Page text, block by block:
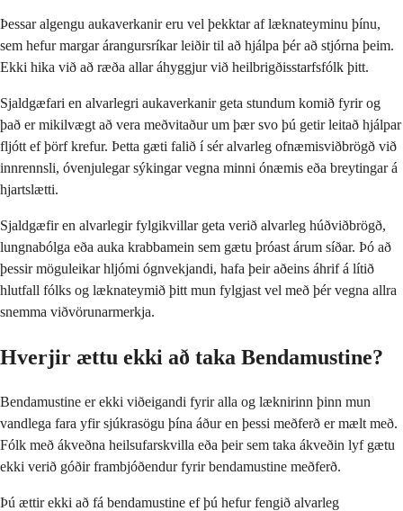
Þessar algengu aukaverkanir eru vel þekktar af læknateyminu þínu,
sem hefur margar árangursríkar leiðir til að hjálpa þér að stjórna þeim.
Ekki hika við að ræða allar áhyggjur við heilbrigðisstarfsfólk þitt.
Sjaldgæfari en alvarlegri aukaverkanir geta stundum komið fyrir og
það er mikilvægt að vera meðvitaður um þær svo þú getir leitað hjálpar
fljótt ef þörf krefur. Þetta gæti falið í sér alvarleg ofnæmisviðbrögð við
innrennsli, óvenjulegar sýkingar vegna minni ónæmis eða breytingar á
hjartslætti.
Sjaldgæfir en alvarlegir fylgikvillar geta verið alvarleg húðviðbrögð,
lungnabólga eða auka krabbamein sem gætu þróast árum síðar. Þó að
þessir möguleikar hljómi ógnvekjandi, hafa þeir aðeins áhrif á lítið
hlutfall fólks og læknateymið þitt mun fylgjast vel með þér vegna allra
snemma viðvörunarmerkja.
Hverjir ættu ekki að taka Bendamustine?
Bendamustine er ekki viðeigandi fyrir alla og læknirinn þinn mun
vandlega fara yfir sjúkrasögu þína áður en þessi meðferð er mælt með.
Fólk með ákveðna heilsufarskvilla eða þeir sem taka ákveðin lyf gætu
ekki verið góðir frambjóðendur fyrir bendamustine meðferð.
Þú ættir ekki að fá bendamustine ef þú hefur fengið alvarleg